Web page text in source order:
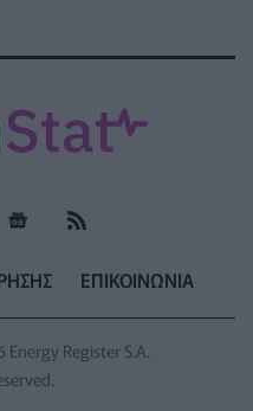
ΕΠΙΚΟΙΝΩΝΙΑ
Register S.A.